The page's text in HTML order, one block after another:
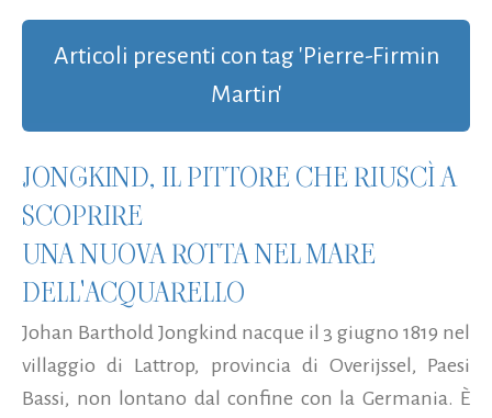
Articoli presenti con tag 'Pierre-Firmin
Martin'
JONGKIND, IL PITTORE CHE RIUSCÌ A
SCOPRIRE
UNA NUOVA ROTTA NEL MARE
DELL'ACQUARELLO
Johan Barthold Jongkind nacque il 3 giugno 1819 nel
villaggio di Lattrop, provincia di Overijssel, Paesi
Bassi, non lontano dal confine con la Germania. È